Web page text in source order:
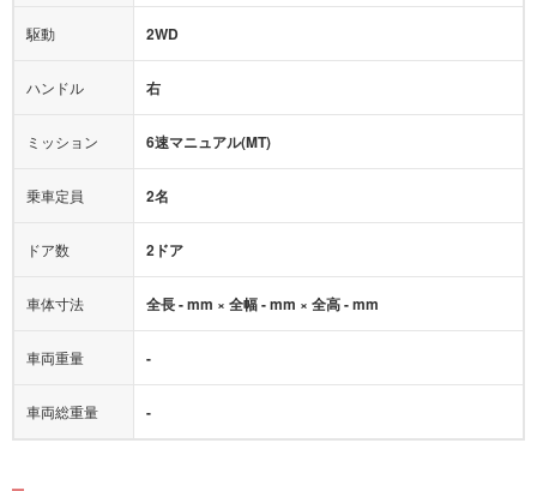
アダプティブクルーズコントロール
ヒルディセントコントロール
オートマチックハイビーム
駆動 2WD
ハンドル 右
ミッション 6速マニュアル(MT)
乗車定員 2名
ドア数 2ドア
車体寸法 全長 - mm × 全幅 - mm × 全高 - mm
車両重量 -
車両総重量 -